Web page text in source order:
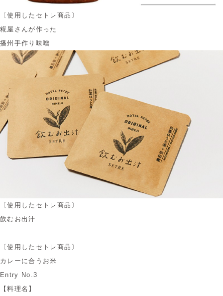
〔使用したセトレ商品〕
糀屋さんが作った
播州手作り味噌
〔使用したセトレ商品〕
飲むお出汁
〔使用したセトレ商品〕
カレーに合うお米
Entry No.3
【料理名】